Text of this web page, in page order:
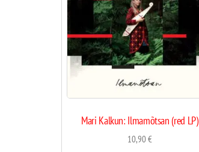
Mari Kalkun: Ilmamõtsan (red LP)
10,90€